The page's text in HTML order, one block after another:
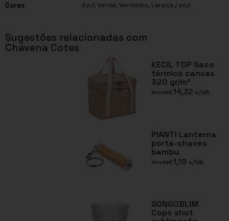
Cores Azul, Verde, Vermelho, Laranja / azul
Sugestões relacionadas com
Chávena Cotes
KECIL TOP Saco
térmico canvas
320 gr/m²
desde€14,32 s/IVA
PIANTI Lanterna
porta-chaves
bambu
desde€1,18 s/IVA
SONGOBLIM
Copo shot